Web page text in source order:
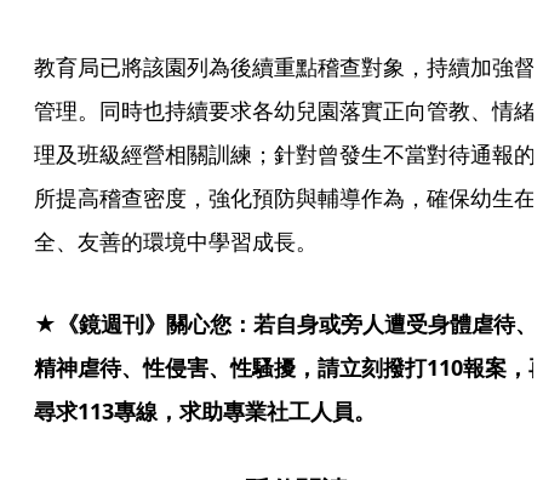
教育局已將該園列為後續重點稽查對象，持續加強督
管理。同時也持續要求各幼兒園落實正向管教、情緒
理及班級經營相關訓練；針對曾發生不當對待通報的
所提高稽查密度，強化預防與輔導作為，確保幼生在
全、友善的環境中學習成長。
★《鏡週刊》關心您：若自身或旁人遭受身體虐待、
精神虐待、性侵害、性騷擾，請立刻撥打110報案，
尋求113專線，求助專業社工人員。